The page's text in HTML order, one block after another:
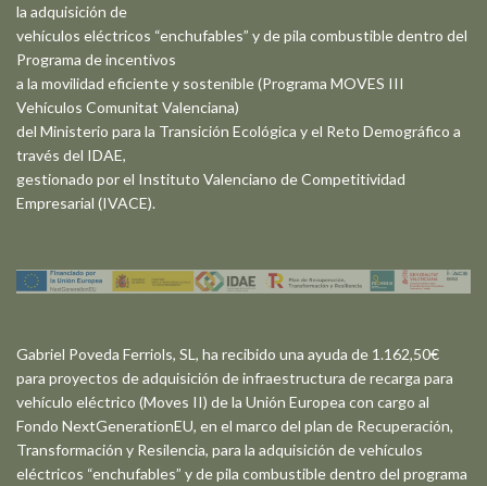
la adquisición de
vehículos eléctricos “enchufables” y de pila combustible dentro del
Programa de incentivos
a la movilidad eficiente y sostenible (Programa MOVES III
Vehículos Comunitat Valenciana)
del Ministerio para la Transición Ecológica y el Reto Demográfico a
través del IDAE,
gestionado por el Instituto Valenciano de Competitividad
Empresarial (IVACE).
Gabriel Poveda Ferriols, SL, ha recibido una ayuda de 1.162,50€
para proyectos de adquisición de infraestructura de recarga para
vehículo eléctrico (Moves II) de la Unión Europea con cargo al
Fondo NextGenerationEU, en el marco del plan de Recuperación,
Transformación y Resilencia, para la adquisición de vehículos
eléctricos “enchufables” y de pila combustible dentro del programa